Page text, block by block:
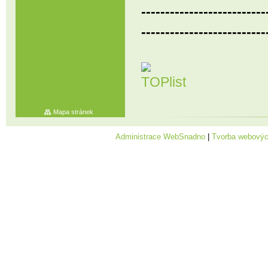
Mapa stránek
Administrace WebSnadno Tvorba